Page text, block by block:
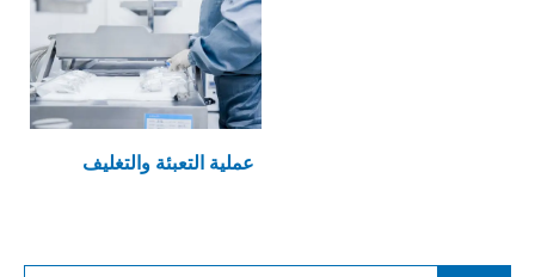
عملية التعبئة والتغليف